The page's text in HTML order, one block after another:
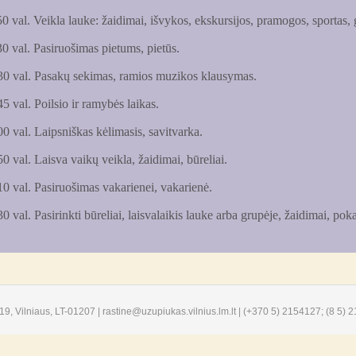
val. Veikla lauke: žaidimai, išvykos, ekskursijos, pramogos,
val. Pasiruošimas pietums, pietūs.
val. Pasakų sekimas, ramios muzikos klausymas.
val. Poilsio ir ramybės laikas.
val. Laipsniškas kėlimasis, savitvarka.
val. Laisva vaikų veikla, žaidimai, būreliai.
val. Pasiruošimas vakarienei, vakarienė.
val. Pasirinkti būreliai, laisvalaikis lauke arba grupėje, žaidimai,
Vilniaus, LT-01207 | rastine@uzupiukas.vilnius.lm.lt | (+370 5) 2154127; (8 5)